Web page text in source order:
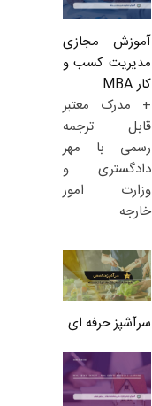
آموزش مجازی
مدیریت کسب و
کار MBA
+ مدرک معتبر
قابل ترجمه
رسمی با مهر
دادگستری و
وزارت امور
خارجه
سرآشپز حرفه ای